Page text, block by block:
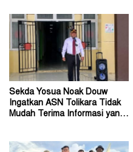
Sekda Yosua Noak Douw
Ingatkan ASN Tolikara Tidak
Mudah Terima Informasi yang